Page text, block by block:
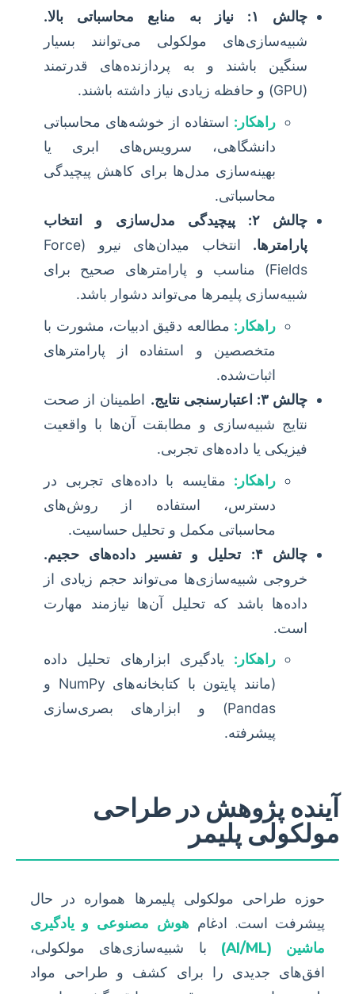
چالش ۱: نیاز به منابع محاسباتی بالا.
شبیه‌سازی‌های مولکولی می‌توانند بسیار
سنگین باشند و به پردازنده‌های قدرتمند
(GPU) و حافظه زیادی نیاز داشته باشند.
راهکار: استفاده از خوشه‌های محاسباتی
دانشگاهی، سرویس‌های ابری یا
بهینه‌سازی مدل‌ها برای کاهش پیچیدگی
محاسباتی.
چالش ۲: پیچیدگی مدل‌سازی و انتخاب
پارامترها.
انتخاب میدان‌های نیرو (Force
Fields) مناسب و پارامترهای صحیح برای
شبیه‌سازی پلیمرها می‌تواند دشوار باشد.
راهکار: مطالعه دقیق ادبیات، مشورت با
متخصصین و استفاده از پارامترهای
اثبات‌شده.
چالش ۳: اعتبارسنجی نتایج.
اطمینان از صحت
نتایج شبیه‌سازی و مطابقت آن‌ها با واقعیت
فیزیکی یا داده‌های تجربی.
راهکار: مقایسه با داده‌های تجربی در
دسترس، استفاده از روش‌های
محاسباتی مکمل و تحلیل حساسیت.
چالش ۴: تحلیل و تفسیر داده‌های حجیم.
خروجی شبیه‌سازی‌ها می‌تواند حجم زیادی از
داده‌ها باشد که تحلیل آن‌ها نیازمند مهارت
است.
راهکار: یادگیری ابزارهای تحلیل داده
(مانند پایتون با کتابخانه‌های NumPy و
Pandas) و ابزارهای بصری‌سازی
پیشرفته.
آینده پژوهش در طراحی
مولکولی پلیمر
حوزه طراحی مولکولی پلیمرها همواره در حال
پیشرفت است. ادغام هوش مصنوعی و یادگیری
ماشین (AI/ML)
با شبیه‌سازی‌های مولکولی،
افق‌های جدیدی را برای کشف و طراحی مواد